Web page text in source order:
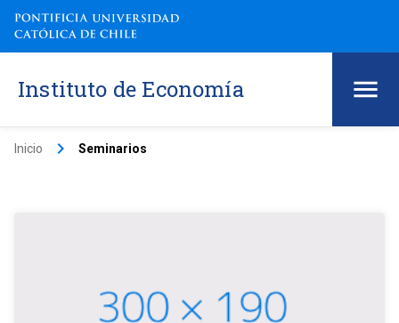
Instituto de Economía
Inicio keyboard_arrow_right Seminarios